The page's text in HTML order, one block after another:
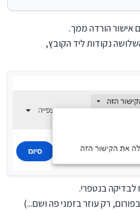
אישור הורדה ממך.
נקודות ליד הקובץ,
לבדיקה בנטפרי.
רק עוזר בזמני פה ושם...)